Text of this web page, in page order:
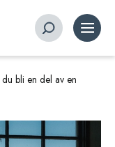
bli en del av en